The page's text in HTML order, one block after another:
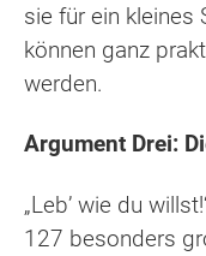
sie für ein kleines
können ganz
werden.
Argument Drei:
„Leb’ wie du
127 besonders